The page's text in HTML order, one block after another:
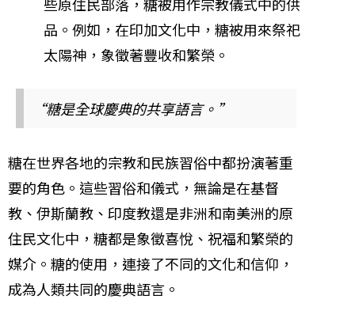
些原住民部落，糖被用作宗教儀式中的供
品。例如，在印加文化中，糖被用來祭祀
太陽神，象徵著豐收和繁榮。
“糖是全球慶典的共享語言。”
糖在世界各地的宗教和民族習俗中都扮演著重
要的角色。這些習俗和儀式，無論是在基督
教、伊斯蘭教、印度教還是非洲和南美洲的原
住民文化中，糖都是象徵喜悅、祝福和繁榮的
媒介。糖的使用，連接了不同的文化和信仰，
成為人類共同的慶典語言。